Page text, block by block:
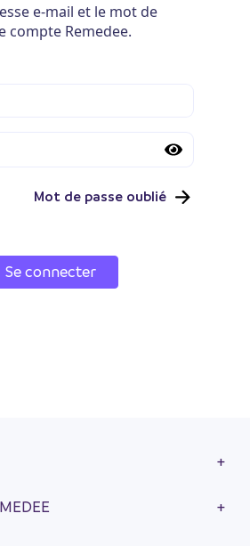
e-mail et le mot de
compte Remedee.
Mot de passe oublié
Se connecter
+
+